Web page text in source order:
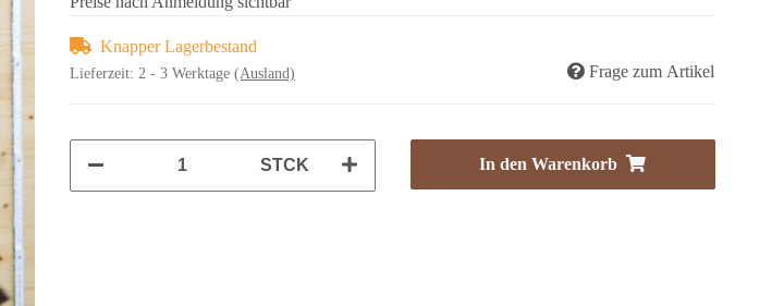
Knapper Lagerbestand
Lieferzeit: 2 - 3 Werktage (Ausland) Frage zum Artikel
STCK In den Warenkorb